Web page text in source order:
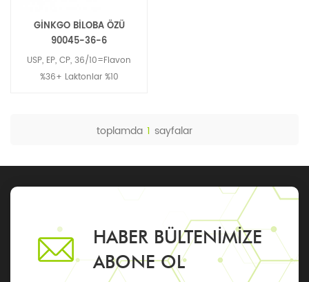
GİNKGO BİLOBA ÖZÜ
90045-36-6
USP, EP, CP, 36/10=Flavon
%36+ Laktonlar %10
toplamda 1 sayfalar
HABER BÜLTENIMIZE
ABONE OL